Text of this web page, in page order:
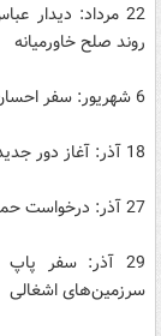
22 مرداد: دیدار
روند صلح خاورمیانه
6 شهریور: سفر احسان اوغلو، دبیرکل سازمان همکاری اسلامی به رام الله
18 آذر: آغاز دور جدید حفاری‌های رژیم صهیونیستی در زیر مسجدالاقصی
27 آذر: درخواست حماس برای تشکیل دولت وحدت ملی
29 آذر: سفر
سرزمین‌های اشغالی